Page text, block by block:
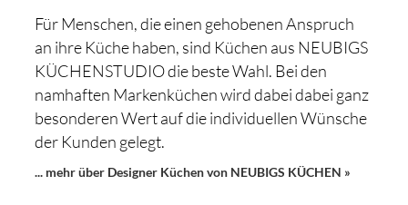
Für Menschen, die einen gehobenen Anspruch
an ihre Küche haben, sind Küchen aus NEUBIGS
KÜCHENSTUDIO die beste Wahl. Bei den
namhaften Markenküchen wird dabei dabei ganz
besonderen Wert auf die individuellen Wünsche
der Kunden gelegt.
... mehr über Designer Küchen von NEUBIGS KÜCHEN »